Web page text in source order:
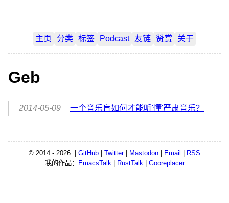
主页 分类 标签 Podcast 友链 赞赏 关于
Geb
2014-05-09 一个音乐盲如何才能听'懂'严肃音乐？
© 2014 - 2026 | GitHub Twitter| Mastodon Email
RSS
我的作品：
EmacsTalk| RustTalk| Gooreplacer